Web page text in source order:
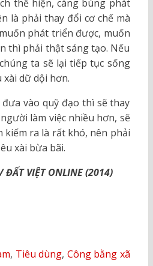
thể hiện, càng bùng phát
là phải thay đổi cơ chế mà
phát triển được, muốn
thì phải thật sáng tạo. Nếu
ta sẽ lại tiếp tục sống
dữ dội hơn.
vào quỹ đạo thì sẽ thay
làm việc nhiều hơn, sẽ
kiếm ra là rất khó, nên phải
xài bừa bãi.
ĐẤT VIỆT ONLINE (2014)
, Tiêu dùng, Công bằng xã